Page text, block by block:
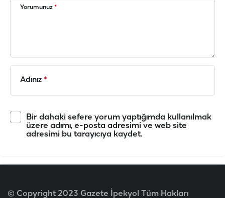
Yorumunuz *
Adınız *
Bir dahaki sefere yorum yaptığımda kullanılmak
üzere adımı, e-posta adresimi ve web site
adresimi bu tarayıcıya kaydet.
© Copyright 2023 Gazete İpekyol Tüm Hakları